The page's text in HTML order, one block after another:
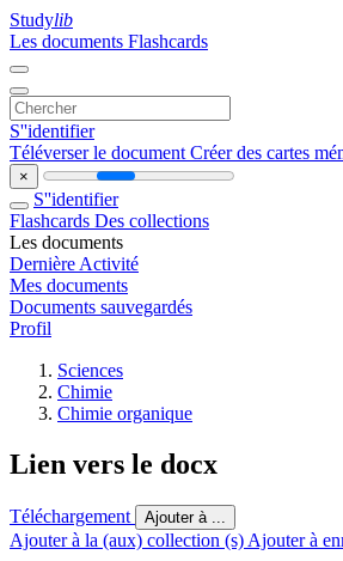
Studylib
Les documents Flashcards
S''identifier
Téléverser le document Créer des cartes
×
S''identifier
Flashcards Des collections
Les documents
Dernière Activité
Mes documents
Documents sauvegardés
Profil
Sciences
Chimie
Chimie organique
Lien vers le docx
Téléchargement Ajouter à ...
Ajouter à la (aux) collection (s) Ajouter à